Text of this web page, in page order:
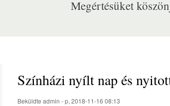
Megértésüket
Színházi nyílt nap és
Beküldte admin - p, 2018-11-16 08:13